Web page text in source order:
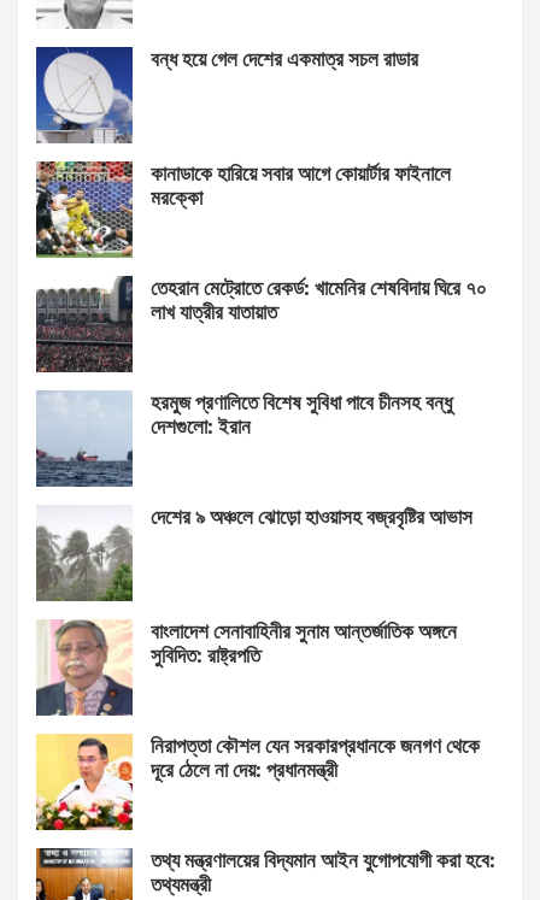
বন্ধ হয়ে গেল দেশের একমাত্র সচল রাডার
কানাডাকে হারিয়ে সবার আগে কোয়ার্টার ফাইনালে
মরক্কো
তেহরান মেট্রোতে রেকর্ড: খামেনির শেষবিদায় ঘিরে ৭০
লাখ যাত্রীর যাতায়াত
হরমুজ প্রণালিতে বিশেষ সুবিধা পাবে চীনসহ বন্ধু
দেশগুলো: ইরান
দেশের ৯ অঞ্চলে ঝোড়ো হাওয়াসহ বজ্রবৃষ্টির আভাস
বাংলাদেশ সেনাবাহিনীর সুনাম আন্তর্জাতিক অঙ্গনে
সুবিদিত: রাষ্ট্রপতি
নিরাপত্তা কৌশল যেন সরকারপ্রধানকে জনগণ থেকে
দূরে ঠেলে না দেয়: প্রধানমন্ত্রী
তথ্য মন্ত্রণালয়ের বিদ্যমান আইন যুগোপযোগী করা হবে:
তথ্যমন্ত্রী